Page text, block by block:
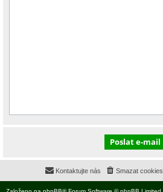
Smazat cookies
Kontaktujte nás